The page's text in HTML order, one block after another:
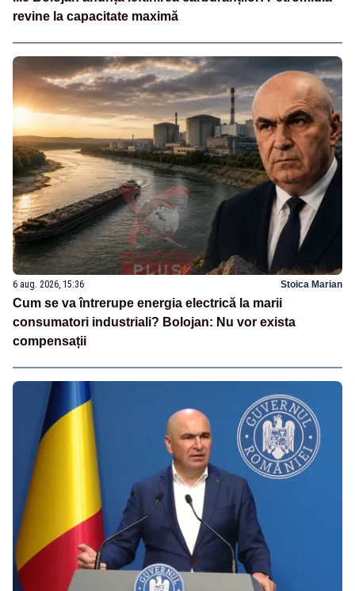
revine la capacitate maximă
6 aug. 2026, 15:36 Stoica Marian
Cum se va întrerupe energia electrică la marii
consumatori industriali? Bolojan: Nu vor exista
compensații